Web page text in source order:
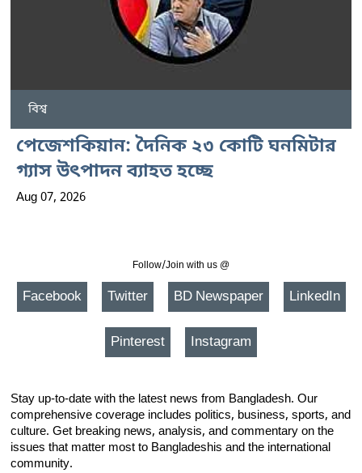
বিশ্ব
পেজেশকিয়ান: দৈনিক ২৩ কোটি ঘনমিটার
গ্যাস উৎপাদন ব্যাহত হচ্ছে
Aug 07, 2026
Follow/Join with us @
Facebook Twitter BD Newspaper LinkedIn
Pinterest Instagram
Stay up-to-date with the latest news from Bangladesh. Our
comprehensive coverage includes politics, business, sports, and
culture. Get breaking news, analysis, and commentary on the
issues that matter most to Bangladeshis and the international
community.